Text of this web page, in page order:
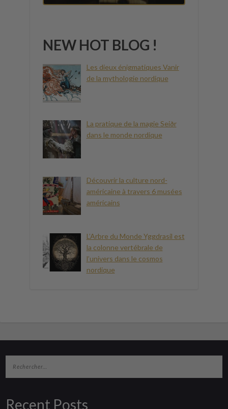
NEW HOT BLOG !
Les dieux énigmatiques Vanir
de la mythologie nordique
La pratique de la magie Seiðr
dans le monde nordique
Découvrir la culture nord-
américaine à travers 6 musées
américains
L’Arbre du Monde Yggdrasil est
la colonne vertébrale de
l’univers dans le cosmos
nordique
Recent Posts